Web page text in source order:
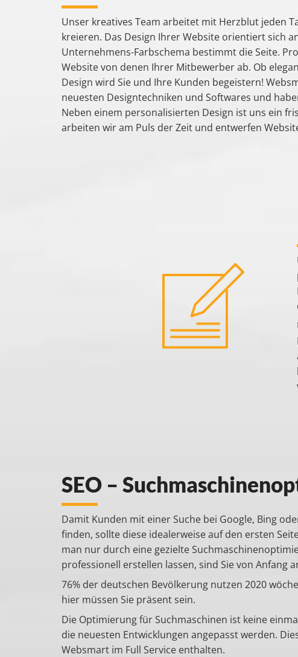
Unser kreatives Team arbeitet mit Herzblut jeden
kreieren. Das Design Ihrer Website orientiert sich
Unternehmens-Farbschema bestimmt die Seite.
Website von denen Ihrer Mitbewerber ab. Ob
Design wird Sie und Ihre Kunden begeistern!
neuesten Designtechniken und Softwares und
Neben einem personalisierten Design ist uns ein
arbeiten wir am Puls der Zeit und entwerfen
SEO –
Damit Kunden mit einer Suche bei Google, Bing
finden, sollte diese idealerweise auf den ersten
man nur durch eine gezielte
professionell erstellen lassen, sind Sie von Anfang
76% der deutschen Bevölkerung nutzen 2020
hier müssen Sie präsent sein.
Die Optimierung für Suchmaschinen ist keine
die neuesten Entwicklungen angepasst werden.
Websmart im Full Service enthalten.